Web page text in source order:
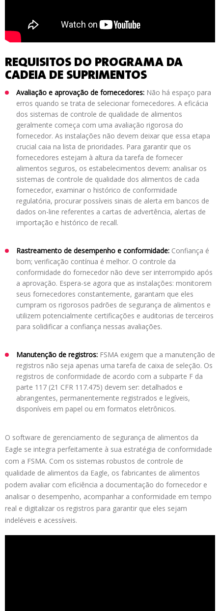
REQUISITOS DO PROGRAMA DA
CADEIA DE SUPRIMENTOS
Avaliação e aprovação de fornecedores: Não há espaço para
erros quando se trata de selecionar fornecedores. A eficácia
dos sistemas de controle de qualidade de alimentos
geralmente começa com uma avaliação rigorosa do
fornecedor. As instalações não devem deixar que essa etapa
crucial caia na lista de prioridades. Para garantir que os
fornecedores estejam à altura da tarefa de fornecer
alimentos seguros, os estabelecimentos devem: analisar os
sistemas de controle de qualidade dos alimentos de cada
fornecedor, examinar o histórico de conformidade
regulatória, procurar possíveis sinais de alerta em bancos de
dados on-line referentes a cartas de advertência, alertas de
importação e histórico de recall.
Rastreamento de desempenho e conformidade: Confiança é
bom; verificação contínua é melhor. O controle da
conformidade do fornecedor não deve ser interrompido após
a aprovação. Espera-se agora que as instalações: monitorem
seus fornecedores constantemente, garantam que eles
cumpram os rigorosos padrões de segurança de alimentos e
utilizem potencialmente certificações e auditorias de terceiros
para solidificar a confiança nessas avaliações.
Manutenção de registros: FSMA exigem que a manutenção de
registros não seja apenas uma tarefa de caixa de seleção. Os
registros de conformidade de acordo com a subparte F da
parte 117 (21 CFR 117.475) devem ser: detalhados e
abrangentes, permanentemente registrados e legíveis,
disponíveis em papel ou em formatos eletrônicos.
O software de gerenciamento de segurança de alimentos da
Eagle se integra perfeitamente à sua estratégia de conformidade
com a FSMA. Com os sistemas robustos de controle de
qualidade de alimentos da Eagle, os fabricantes de alimentos
podem avaliar com eficiência a documentação do fornecedor e
analisar o desempenho, acompanhar a conformidade em tempo
real e digitalizar os registros para garantir que eles sejam
indeléveis e acessíveis.